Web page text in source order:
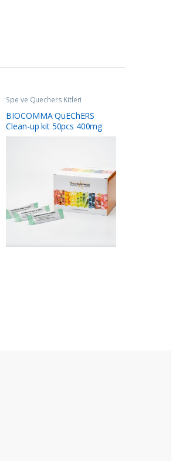
Spe ve Quechers Kitleri
BIOCOMMA QuEChERS
Clean-up kit 50pcs 400mg
PSA, 1200mg MgSO4